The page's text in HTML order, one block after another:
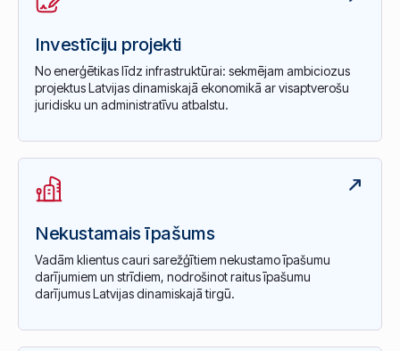
Investīciju projekti
No enerģētikas līdz infrastruktūrai: sekmējam ambiciozus
projektus Latvijas dinamiskajā ekonomikā ar visaptverošu
juridisku un administratīvu atbalstu.
Nekustamais īpašums
Vadām klientus cauri sarežģītiem nekustamo īpašumu
darījumiem un strīdiem, nodrošinot raitus īpašumu
darījumus Latvijas dinamiskajā tirgū.